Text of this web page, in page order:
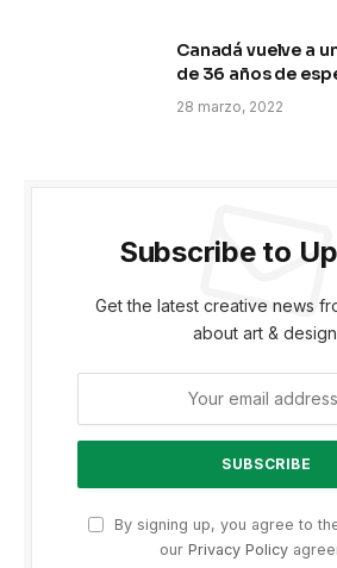
Canadá vuelve a
de 36 años de
28 marzo, 2022
Subscribe to
Get the latest creative news
about art &
By signing up, you agree to
our Privacy Policy